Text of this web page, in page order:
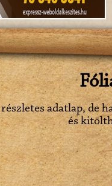
adatlap, de
és